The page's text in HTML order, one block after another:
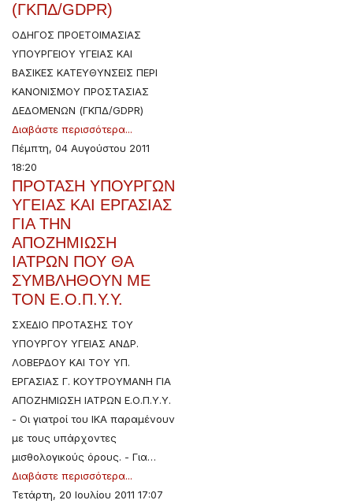
(ΓΚΠΔ/GDPR)
ΟΔΗΓΟΣ ΠΡΟΕΤΟΙΜΑΣΙΑΣ
ΥΠΟΥΡΓΕΙΟΥ ΥΓΕΙΑΣ ΚΑΙ
ΒΑΣΙΚΕΣ ΚΑΤΕΥΘΥΝΣΕΙΣ ΠΕΡΙ
ΚΑΝΟΝΙΣΜΟΥ ΠΡΟΣΤΑΣΙΑΣ
ΔΕΔΟΜΕΝΩΝ (ΓΚΠΔ/GDPR)
Διαβάστε περισσότερα...
Πέμπτη, 04 Αυγούστου 2011
18:20
ΠΡΟΤΑΣΗ ΥΠΟΥΡΓΩΝ
ΥΓΕΙΑΣ ΚΑΙ ΕΡΓΑΣΙΑΣ
ΓΙΑ ΤΗΝ
ΑΠΟΖΗΜΙΩΣΗ
ΙΑΤΡΩΝ ΠΟΥ ΘΑ
ΣΥΜΒΛΗΘΟΥΝ ΜΕ
ΤΟΝ Ε.Ο.Π.Υ.Υ.
ΣΧΕΔΙΟ ΠΡΟΤΑΣΗΣ ΤΟΥ
ΥΠΟΥΡΓΟΥ ΥΓΕΙΑΣ ΑΝΔΡ.
ΛΟΒΕΡΔΟΥ ΚΑΙ ΤΟΥ ΥΠ.
ΕΡΓΑΣΙΑΣ Γ. ΚΟΥΤΡΟΥΜΑΝΗ ΓΙΑ
ΑΠΟΖΗΜΙΩΣΗ ΙΑΤΡΩΝ Ε.Ο.Π.Υ.Υ.
- Οι γιατροί του ΙΚΑ παραμένουν
με τους υπάρχοντες
μισθολογικούς όρους. - Για…
Διαβάστε περισσότερα...
Τετάρτη, 20 Ιουλίου 2011 17:07